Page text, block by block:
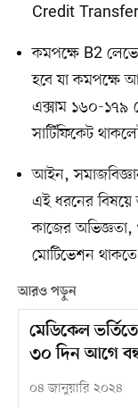
Credit
কমপক্ষে B2
হবে যা কমপক্ষে
এক্সাম ১৬০-১৭৯
সার্টিফিকেট
আইন,
এই ধরনের বিষয়ে
কাজের অভিজ্ঞতা,
মোটিভেশন থাকতে
আরও পড়ুন
মেডিকেল
৩০ দিন আগে
০৪ জানুয়ারি ২০২৪